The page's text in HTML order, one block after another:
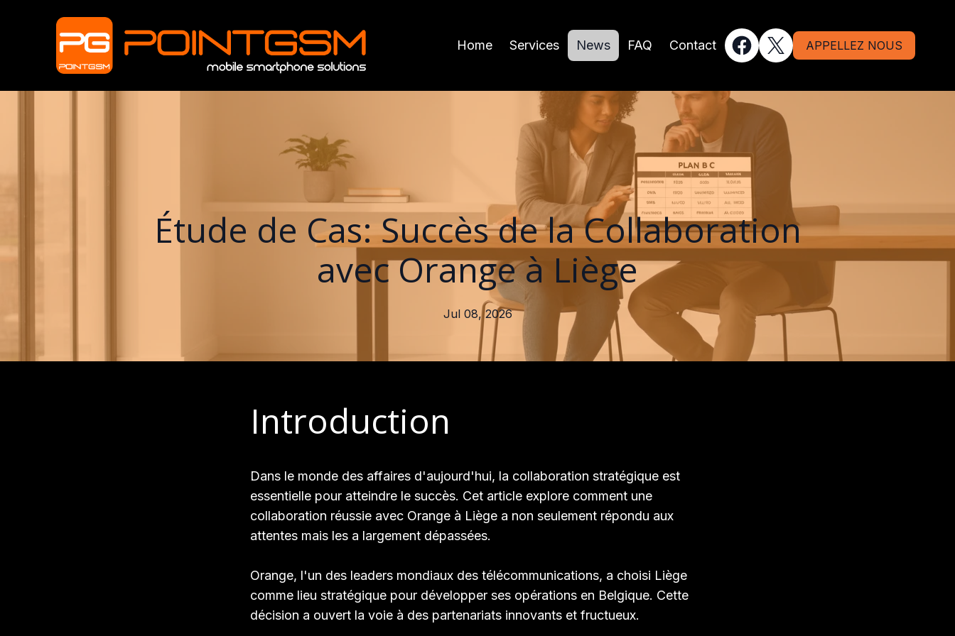
Home Services News FAQ Contact APPELLEZ NOUS
Étude de Cas: Succès de la Collaboration
avec Orange à Liège
Jul 08, 2026
Introduction
Dans le monde des affaires d'aujourd'hui, la collaboration stratégique est
essentielle pour atteindre le succès. Cet article explore comment une
collaboration réussie avec Orange à Liège a non seulement répondu aux
attentes mais les a largement dépassées.
Orange, l'un des leaders mondiaux des télécommunications, a choisi Liège
comme lieu stratégique pour développer ses opérations en Belgique. Cette
décision a ouvert la voie à des partenariats innovants et fructueux.